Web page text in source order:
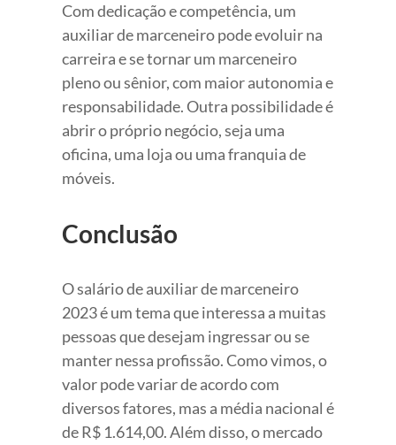
Com dedicação e competência, um
auxiliar de marceneiro pode evoluir na
carreira e se tornar um marceneiro
pleno ou sênior, com maior autonomia e
responsabilidade. Outra possibilidade é
abrir o próprio negócio, seja uma
oficina, uma loja ou uma franquia de
móveis.
Conclusão
O salário de auxiliar de marceneiro
2023 é um tema que interessa a muitas
pessoas que desejam ingressar ou se
manter nessa profissão. Como vimos, o
valor pode variar de acordo com
diversos fatores, mas a média nacional é
de R$ 1.614,00. Além disso, o mercado